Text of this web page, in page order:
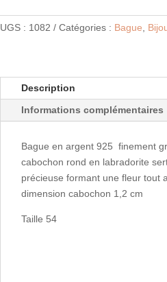
Labradorite
UGS : 1082 Catégories : Bague
Description
Informations complémentaires
Bague en argent 925 finement
cabochon rond en labradorite
précieuse formant une fleur tout
dimension cabochon 1,2 cm
Taille 54